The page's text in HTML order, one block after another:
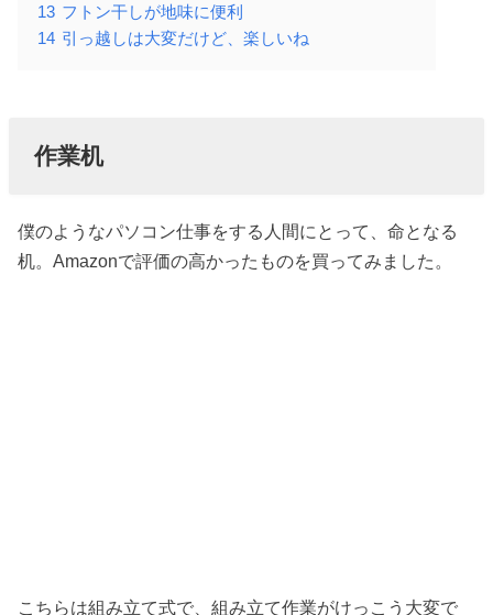
13 フトン干しが地味に便利
14 引っ越しは大変だけど、楽しいね
作業机
僕のようなパソコン仕事をする人間にとって、命となる
机。Amazonで評価の高かったものを買ってみました。
こちらは組み立て式で、組み立て作業がけっこう大変で